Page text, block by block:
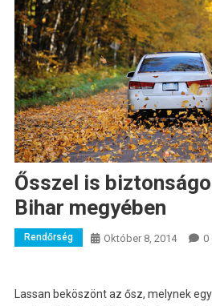
Ősszel is
Bihar megyében
Rendőrség Október 8, 2014 0
Lassan beköszönt az ősz, melynek